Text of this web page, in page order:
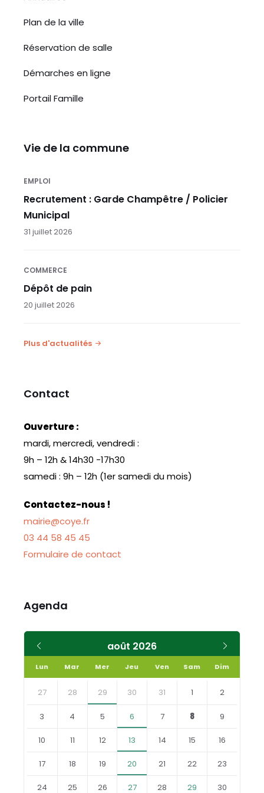
Plan de la ville
Réservation de salle
Démarches en ligne
Portail Famille
Vie de la commune
EMPLOI
Recrutement : Garde Champêtre / Policier
Municipal
31 juillet 2026
COMMERCE
Dépôt de pain
20 juillet 2026
Plus d'actualités
Contact
Ouverture :
mardi, mercredi, vendredi :
9h – 12h & 14h30 -17h30
samedi : 9h – 12h (1er samedi du mois)
Contactez-nous !
mairie@coye.fr
03 44 58 45 45
Formulaire de contact
Agenda
août 2026
précédent
Lun Mar Mer Jeu Ven Sam Dim
Skip
calendar
27 28 29 30 31 1 2
3 4 5 6 7 8 9
10 11 12 13 14 15 16
17 18 19 20 21 22 23
24 25 26 27 28 29 30